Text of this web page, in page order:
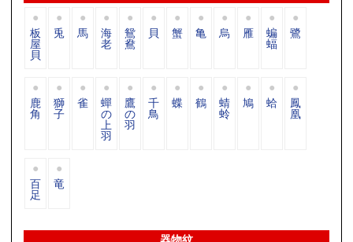
板
屋
貝
兎 馬 海
老
鴛
鴦
貝 蟹 亀 烏 雁 蝙
蝠
鷺
鹿
角
獅
子
雀 蟬
の
上
羽
鷹
の
羽
千
鳥
蝶 鶴 蜻
蛉
鳩 蛤 鳳
凰
百
足
竜